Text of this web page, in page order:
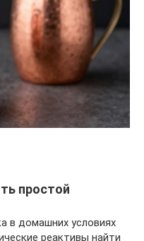
простой
в домашних условиях
реактивы найти